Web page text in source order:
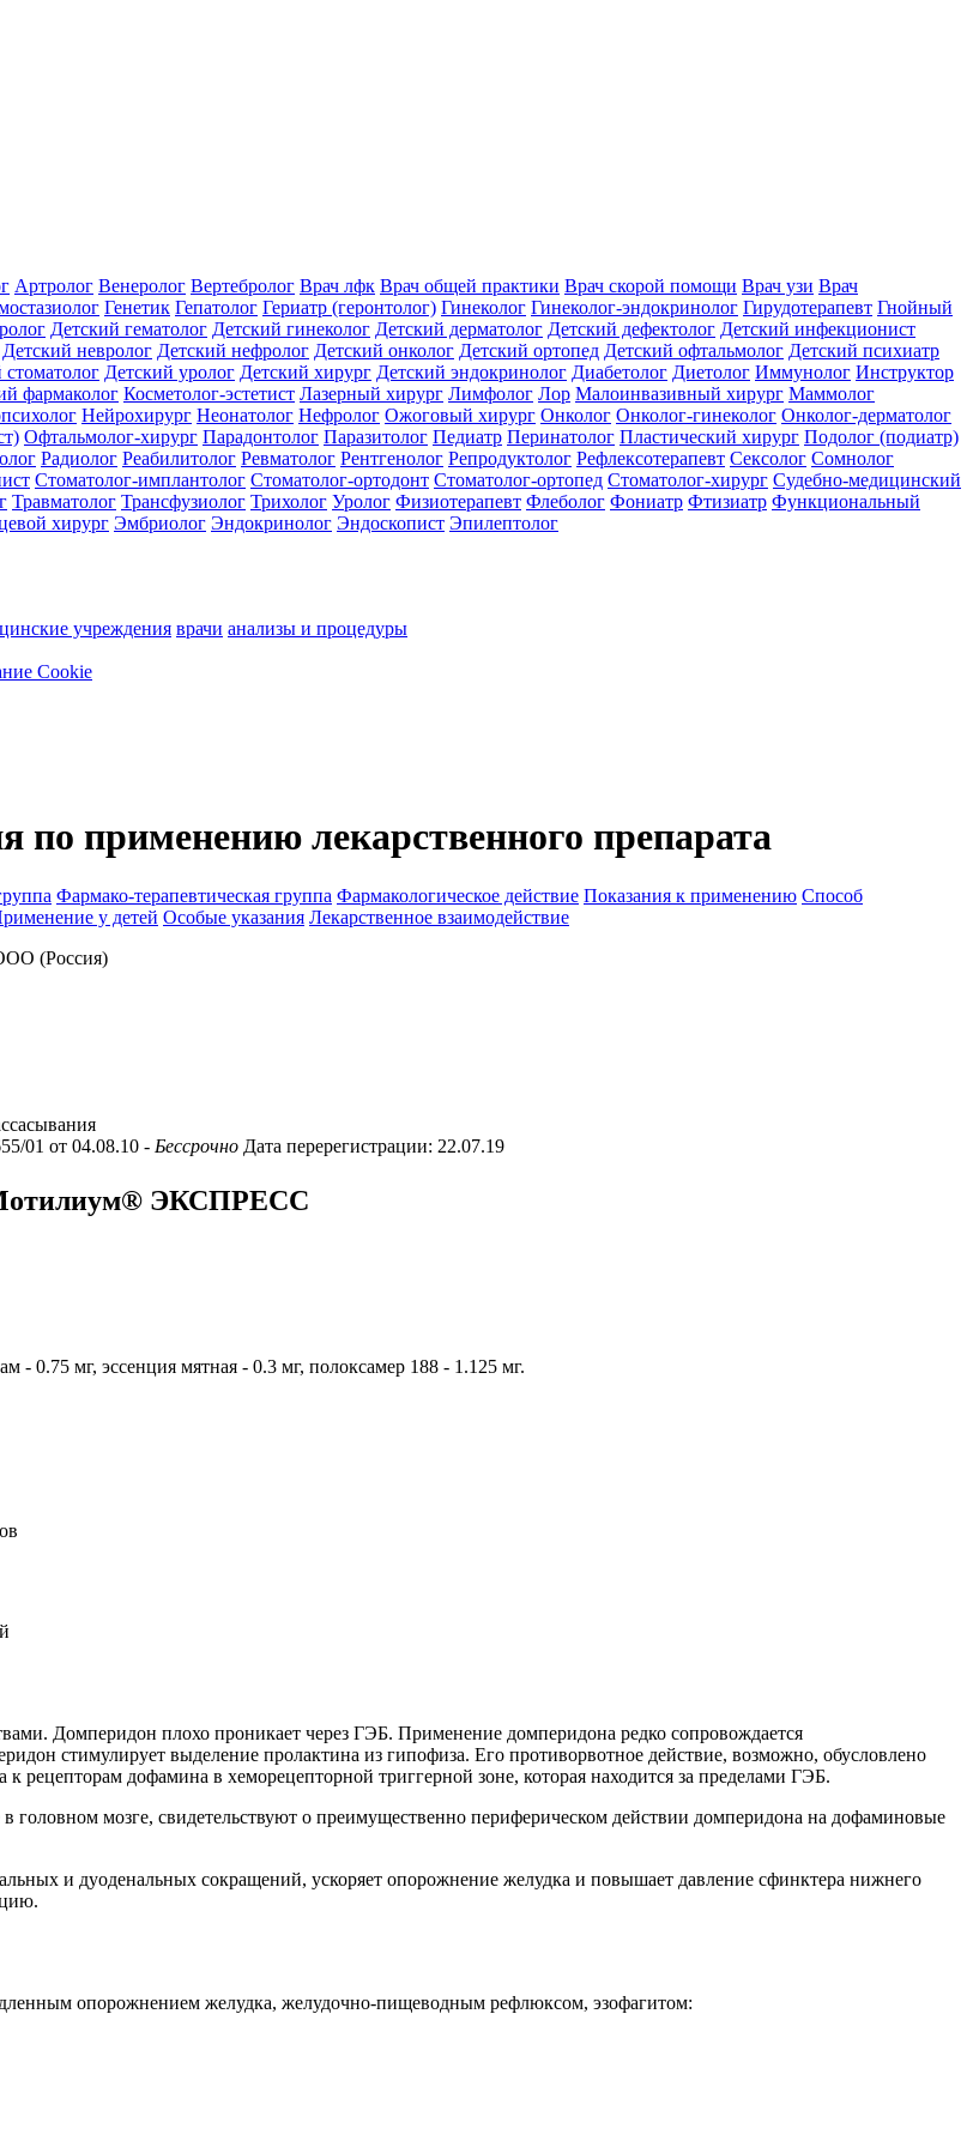
Артролог Венеролог Вертебролог Врач лфк Врач общей практики Врач скорой помощи Врач узи Врач
Генетик Гепатолог Гериатр (геронтолог) Гинеколог Гинеколог-эндокринолог Гирудотерапевт Гнойный
Детский гематолог Детский гинеколог Детский дерматолог Детский дефектолог Детский инфекционист
Детский невролог Детский нефролог Детский онколог Детский ортопед Детский офтальмолог Детский психиатр
стоматолог Детский уролог Детский хирург Детский эндокринолог Диабетолог Диетолог Иммунолог Инструктор
фармаколог Косметолог-эстетист Лазерный хирург Лимфолог Лор Малоинвазивный хирург Маммолог
Нейрохирург Неонатолог Нефролог Ожоговый хирург Онколог Онколог-гинеколог Онколог-дерматолог
Офтальмолог-хирург Парадонтолог Паразитолог Педиатр Перинатолог Пластический хирург Подолог (подиатр)
Радиолог Реабилитолог Ревматолог Рентгенолог Репродуктолог Рефлексотерапевт Сексолог Сомнолог
Стоматолог-имплантолог Стоматолог-ортодонт Стоматолог-ортопед Стоматолог-хирург Судебно-медицинский
Травматолог Трансфузиолог Трихолог Уролог Физиотерапевт Флеболог Фониатр Фтизиатр Функциональный
хирург Эмбриолог Эндокринолог Эндоскопист Эпилептолог
учреждения врачи анализы и процедуры
Cookie
применению лекарственного препарата
Фармако-терапевтическая группа Фармакологическое действие Показания к применению Способ
у детей Особые указания Лекарственное взаимодействие
(Россия)
01 от 04.08.10 - Бессрочно Дата перерегистрации: 22.07.19
Мотилиум® ЭКСПРЕСС
- 0.75 мг, эссенция мятная - 0.3 мг, полоксамер 188 - 1.125 мг.
Домперидон плохо проникает через ГЭБ. Применение домперидона редко сопровождается
стимулирует выделение пролактина из гипофиза. Его противорвотное действие, возможно, обусловлено
рецепторам дофамина в хеморецепторной триггерной зоне, которая находится за пределами ГЭБ.
мозге, свидетельствуют о преимущественно периферическом действии домперидона на дофаминовые
и дуоденальных сокращений, ускоряет опорожнение желудка и повышает давление сфинктера нижнего
опорожнением желудка, желудочно-пищеводным рефлюксом, эзофагитом: